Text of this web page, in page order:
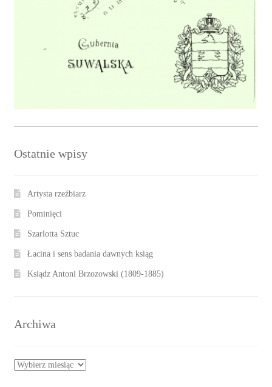
Ostatnie wpisy
Artysta rzeźbiarz
Pominięci
Szarlotta Sztuc
Łacina i sens badania dawnych ksiąg
Ksiądz Antoni Brzozowski (1809-1885)
Archiwa
Archiwa